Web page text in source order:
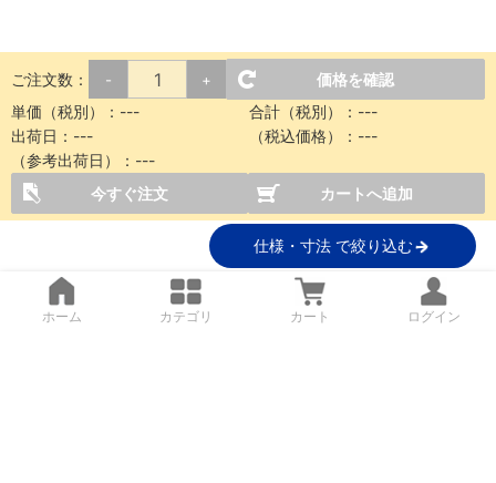
ご注文数： - +
価格を確認
単価（税別）： --- 合計（税別）： ---
出荷日： --- （税込価格）： ---
（参考出荷日）： ---
今すぐ注文
カートへ追加
仕様・寸法 で絞り込む
ホーム カテゴリ カート ログイン